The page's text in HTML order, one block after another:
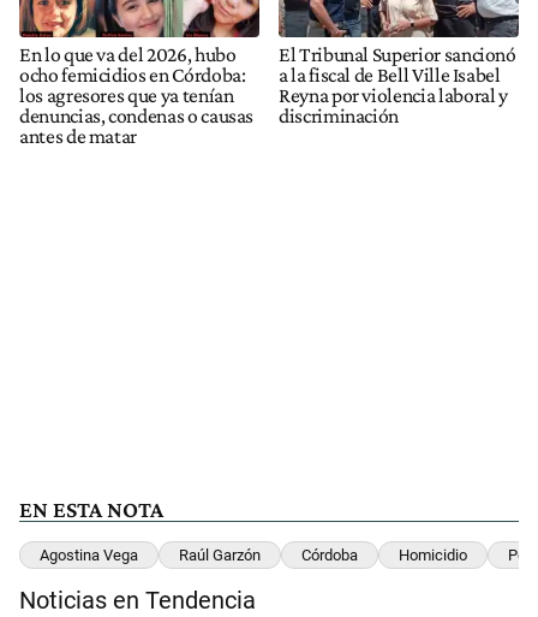
En lo que va del 2026, hubo
ocho femicidios en Córdoba:
los agresores que ya tenían
denuncias, condenas o causas
antes de matar
El Tribunal Superior sancionó
a la fiscal de Bell Ville Isabel
Reyna por violencia laboral y
discriminación
EN ESTA NOTA
Agostina Vega Raúl Garzón Córdoba Homicidio
Noticias en Tendencia